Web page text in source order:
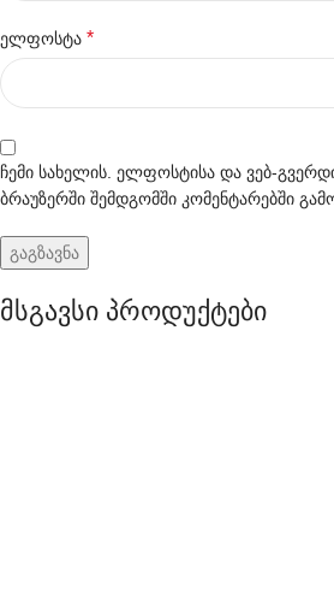
ელფოსტა *
ჩემი სახელის. ელფოსტისა და ვებ-
ბრაუზერში შემდგომში კომენტარებში
მსგავსი პროდუქტები